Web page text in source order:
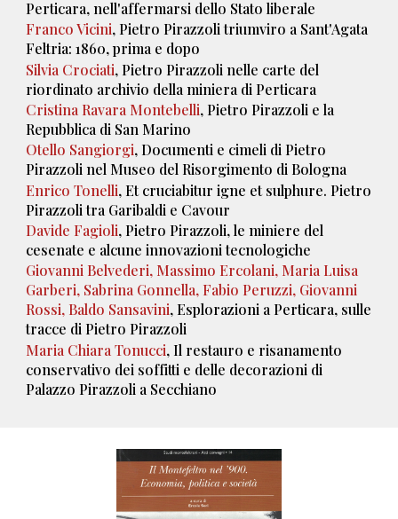
Perticara, nell'affermarsi dello Stato liberale
Franco Vicini, Pietro Pirazzoli triumviro a Sant'Agata
Feltria: 1860, prima e dopo
Silvia Crociati, Pietro Pirazzoli nelle carte del
riordinato archivio della miniera di Perticara
Cristina Ravara Montebelli, Pietro Pirazzoli e la
Repubblica di San Marino
Otello Sangiorgi, Documenti e cimeli di Pietro
Pirazzoli nel Museo del Risorgimento di Bologna
Enrico Tonelli, Et cruciabitur igne et sulphure. Pietro
Pirazzoli tra Garibaldi e Cavour
Davide Fagioli, Pietro Pirazzoli, le miniere del
cesenate e alcune innovazioni tecnologiche
Giovanni Belvederi, Massimo Ercolani, Maria Luisa
Garberi, Sabrina Gonnella, Fabio Peruzzi, Giovanni
Rossi, Baldo Sansavini, Esplorazioni a Perticara, sulle
tracce di Pietro Pirazzoli
Maria Chiara Tonucci, Il restauro e risanamento
conservativo dei soffitti e delle decorazioni di
Palazzo Pirazzoli a Secchiano